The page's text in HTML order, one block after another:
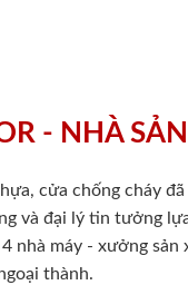
- NHÀ
cửa chống cháy
và đại lý tin tưởng
nhà máy - xưởng sản
thành.